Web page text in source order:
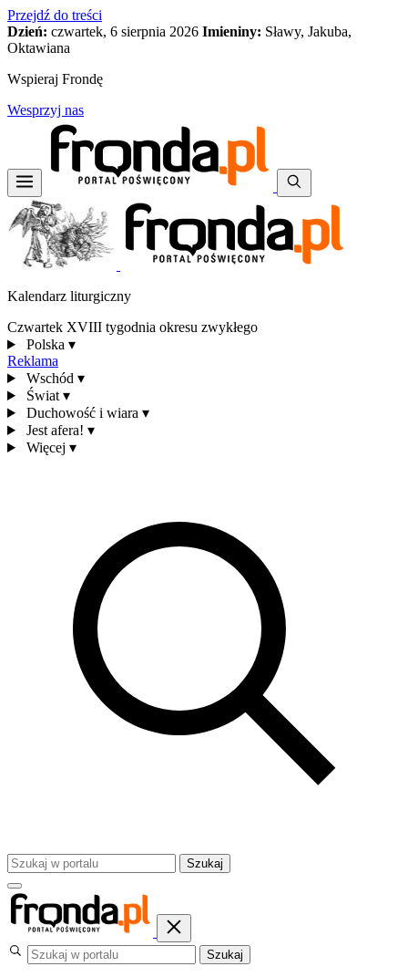
Przejdź do treści
Dzień: czwartek, 6 sierpnia 2026 Imieniny: Sławy, Jakuba,
Oktawiana
Wspieraj Frondę
Wesprzyj nas
Kalendarz liturgiczny
Czwartek XVIII tygodnia okresu zwykłego
Polska ▾
Reklama
Wschód ▾
Świat ▾
Duchowość i wiara ▾
Jest afera! ▾
Więcej ▾
Szukaj
Szukaj